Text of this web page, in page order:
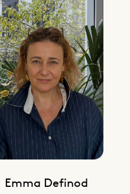
Emma Definod